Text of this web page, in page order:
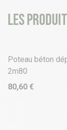
Les
Poteau béton
2m80
80,60 €